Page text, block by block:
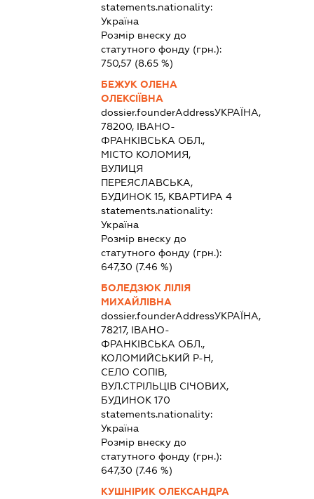
statements.nationality:
Україна
Розмір внеску до
статутного фонду (грн.):
750,57 (8.65 %)
БЕЖУК ОЛЕНА
ОЛЕКСІЇВНА
dossier.founderAddressУКРАЇНА,
78200, ІВАНО-
ФРАНКІВСЬКА ОБЛ.,
МІСТО КОЛОМИЯ,
ВУЛИЦЯ
ПЕРЕЯСЛАВСЬКА,
БУДИНОК 15, КВАРТИРА 4
statements.nationality:
Україна
Розмір внеску до
статутного фонду (грн.):
647,30 (7.46 %)
БОЛЕДЗЮК ЛІЛІЯ
МИХАЙЛІВНА
dossier.founderAddressУКРАЇНА,
78217, ІВАНО-
ФРАНКІВСЬКА ОБЛ.,
КОЛОМИЙСЬКИЙ Р-Н,
СЕЛО СОПІВ,
ВУЛ.СТРІЛЬЦІВ СІЧОВИХ,
БУДИНОК 170
statements.nationality:
Україна
Розмір внеску до
статутного фонду (грн.):
647,30 (7.46 %)
КУШНІРИК ОЛЕКСАНДРА